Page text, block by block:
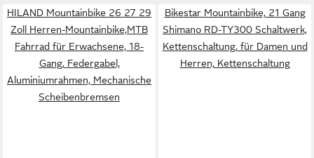
HILAND Mountainbike 26 27 29
Zoll Herren-Mountainbike,MTB
Fahrrad für Erwachsene, 18-
Gang, Federgabel,
Aluminiumrahmen, Mechanische
Scheibenbremsen
Bikestar Mountainbike, 21 Gang
Shimano RD-TY300 Schaltwerk,
Kettenschaltung, für Damen und
Herren, Kettenschaltung